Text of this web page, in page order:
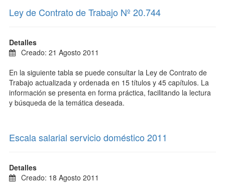
Ley de Contrato de Trabajo Nº 20.744
Detalles
Creado: 21 Agosto 2011
En la siguiente tabla se puede consultar la Ley de Contrato de
Trabajo actualizada y ordenada en 15 títulos y 45 capítulos. La
información se presenta en forma práctica, facilitando la lectura
y búsqueda de la temática deseada.
Escala salarial servicio doméstico 2011
Detalles
Creado: 18 Agosto 2011